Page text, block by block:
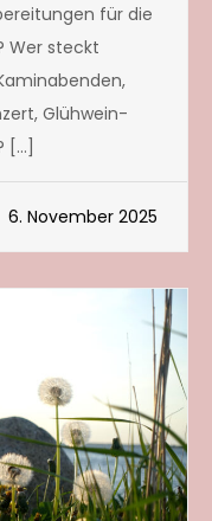
für die
Wer steckt
Glühwein-
[…]
6. November 2025